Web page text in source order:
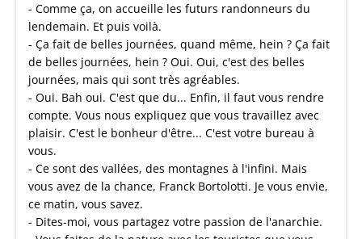
- Comme ça, on accueille les futurs randonneurs du
lendemain. Et puis voilà.
- Ça fait de belles journées, quand même, hein ? Ça fait
de belles journées, hein ? Oui. Oui, c'est des belles
journées, mais qui sont très agréables.
- Oui. Bah oui. C'est que du... Enfin, il faut vous rendre
compte. Vous nous expliquez que vous travaillez avec
plaisir. C'est le bonheur d'être... C'est votre bureau à
vous.
- Ce sont des vallées, des montagnes à l'infini. Mais
vous avez de la chance, Franck Bortolotti. Je vous envie,
ce matin, vous savez.
- Dites-moi, vous partagez votre passion de l'anarchie.